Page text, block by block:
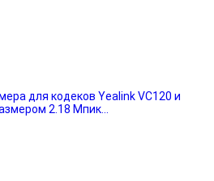
для кодеков Yealink VC120 и
2.18 Мпик...